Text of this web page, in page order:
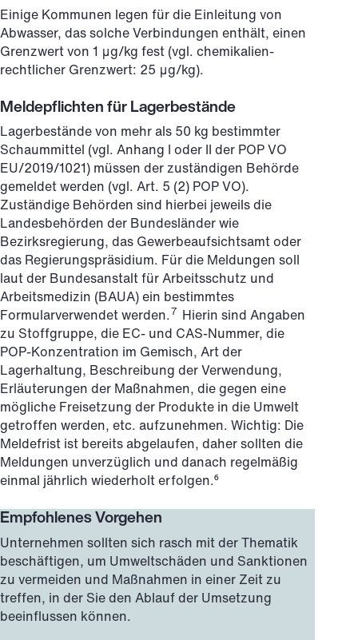
Einige Kommunen legen für die Einleitung von
Abwasser, das solche Verbindungen enthält, einen
Grenzwert von 1 μg/kg fest (vgl. chemikalien-
rechtlicher Grenzwert: 25 μg/kg).
Meldepflichten für Lagerbestände
Lagerbestände von mehr als 50 kg bestimmter
Schaummittel (vgl. Anhang I oder II der POP VO
EU/2019/1021) müssen der zuständigen Behörde
gemeldet werden (vgl. Art. 5 (2) POP VO).
Zuständige Behörden sind hierbei jeweils die
Landesbehörden der Bundesländer wie
Bezirksregierung, das Gewerbeaufsichtsamt oder
das Regierungspräsidium. Für die Meldungen soll
laut der Bundesanstalt für Arbeitsschutz und
Arbeitsmedizin (BAUA) ein bestimmtes
Formularverwendet werden.7 Hierin sind Angaben
zu Stoffgruppe, die EC- und CAS-Nummer, die
POP-Konzentration im Gemisch, Art der
Lagerhaltung, Beschreibung der Verwendung,
Erläuterungen der Maßnahmen, die gegen eine
mögliche Freisetzung der Produkte in die Umwelt
getroffen werden, etc. aufzunehmen. Wichtig: Die
Meldefrist ist bereits abgelaufen, daher sollten die
Meldungen unverzüglich und danach regelmäßig
einmal jährlich wiederholt erfolgen.⁶
Empfohlenes Vorgehen
Unternehmen sollten sich rasch mit der Thematik
beschäftigen, um Umweltschäden und Sanktionen
zu vermeiden und Maßnahmen in einer Zeit zu
treffen, in der Sie den Ablauf der Umsetzung
beeinflussen können.